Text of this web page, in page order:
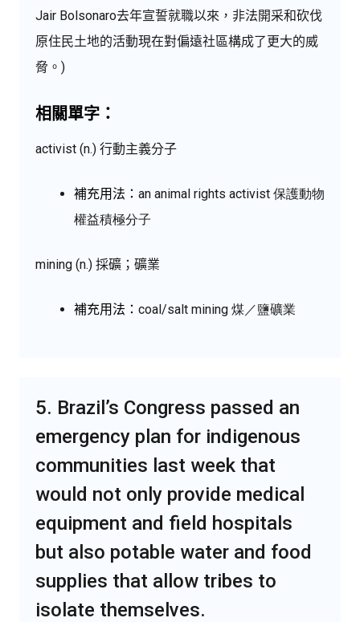
Jair Bolsonaro去年宣誓就職以來，非法開采和砍伐
原住民土地的活動現在對偏遠社區構成了更大的威
脅。)
相關單字：
activist (n.) 行動主義分子
補充用法： an animal rights activist 保護動物
權益積極分子
mining (n.) 採礦；礦業
補充用法： coal/salt mining 煤／鹽礦業
5. Brazil’s Congress passed an
emergency plan for indigenous
communities last week that
would not only provide medical
equipment and field hospitals
but also potable water and food
supplies that allow tribes to
isolate themselves.